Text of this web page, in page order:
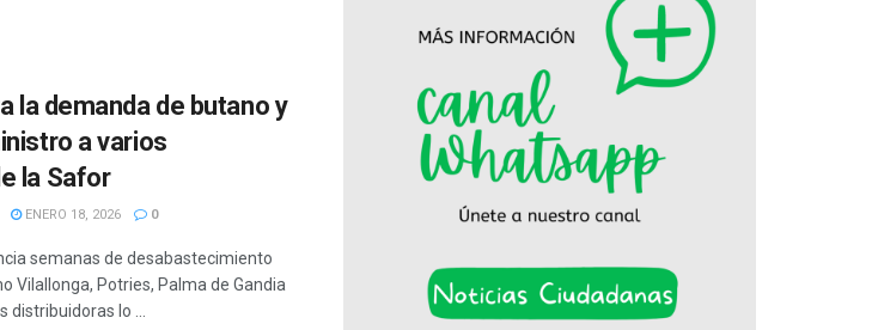
la demanda de butano y
a varios
la Safor
ENERO 18, 2026 0
semanas de desabastecimiento
Vilallonga, Potries, Palma de Gandia
distribuidoras lo ...